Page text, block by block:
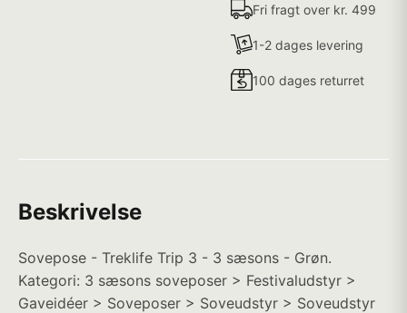
Fri fragt over kr. 499
1-2 dages levering
100 dages returret
Beskrivelse
Sovepose - Treklife Trip 3 - 3 sæsons - Grøn.
Kategori: 3 sæsons soveposer > Festivaludstyr >
Gaveidéer > Soveposer > Soveudstyr > Soveudstyr